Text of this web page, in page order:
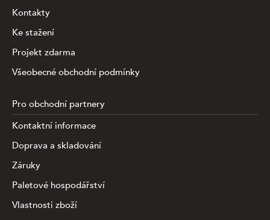
Kontakty
Ke stažení
Projekt zdarma
Všeobecné obchodní podmínky
Pro obchodní partnery
Kontaktní informace
Doprava a skladování
Záruky
Paletové hospodářství
Vlastnosti zboží